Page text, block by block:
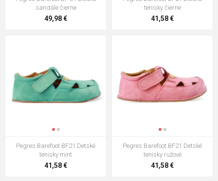
sandále čierne
49,98 €
tenisky čierne
41,58 €
Pegres Barefoot BF21 Detské
tenisky mint
41,58 €
Pegres Barefoot BF21 Detské
tenisky ružové
41,58 €